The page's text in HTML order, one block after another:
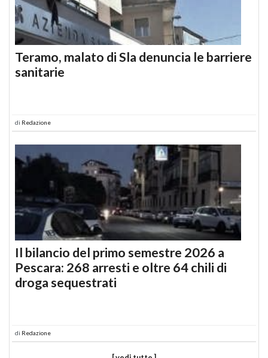
Teramo, malato di Sla denuncia le barriere
sanitarie
di Redazione
Il bilancio del primo semestre 2026 a
Pescara: 268 arresti e oltre 64 chili di
droga sequestrati
di Redazione